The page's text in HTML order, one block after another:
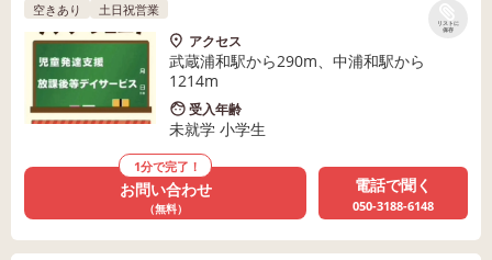
リストに
保存
空きあり 土日祝営業
アクセス
武蔵浦和駅から290m、中浦和駅から
1214m
受入年齢
未就学 小学生
1分で完了！
お問い合わせ
（無料）
電話で聞く
050-3188-6148